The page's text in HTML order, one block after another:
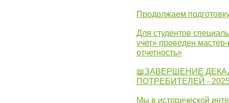
Продолжаем
Для студентов
учет» проведен
отчетность»
📖ЗАВЕРШЕНИЕ
ПОТРЕБИТЕЛЕЙ -
Мы в исторической